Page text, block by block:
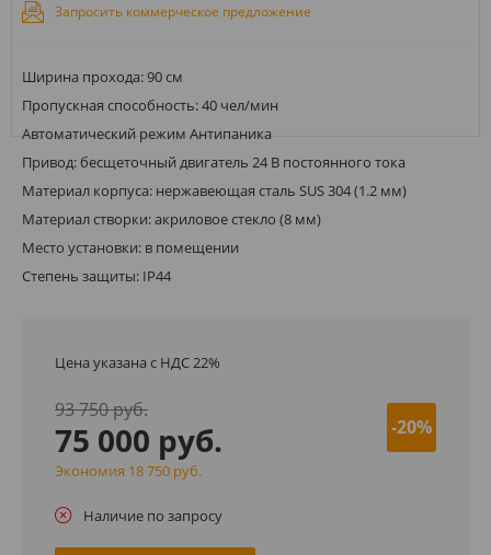
Запросить коммерческое предложение
Ширина прохода: 90 см
Пропускная способность: 40 чел/мин
Автоматический режим Антипаника
Привод: бесщеточный двигатель 24 В постоянного тока
Материал корпуса: нержавеющая сталь SUS 304 (1.2 мм)
Материал створки: акриловое стекло (8 мм)
Место установки: в помещении
Степень защиты: IP44
Цена указана с НДС 22%
93 750 руб.
75 000 руб. -20%
Экономия 18 750 руб.
Наличие по запросу